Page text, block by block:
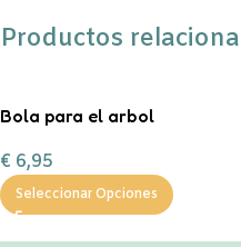
Productos
Bola para el arbol
chuches
€ 6,95
Seleccionar Opciones